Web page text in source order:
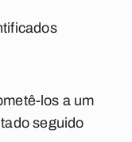
los a um
seguido